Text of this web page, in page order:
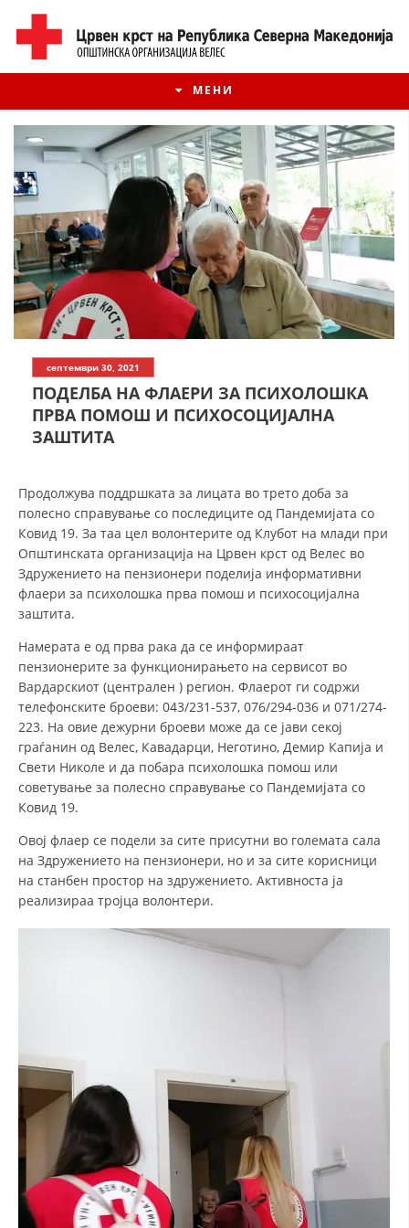
МЕНИ
ИСТОРИЈАТ НА ЦКРМ
ИСТОРИЈАТ НА ДВИЖЕЊЕТО
СТРУКТУРА НА ОРГАНИЗАЦИЈАТА
ЗАКОН ЗА ЦКРМ
СТАТУТ НА ЦКРМ
ОРГАНИЗАЦИЈА И РАЗВОЈ
РАКОВОДЕН ОДБОР
СОБРАНИЕ
ДИСЕМИНАЦИЈА
MЕЃУНАРОДНО ХУМАНИТАРНО ПРАВО
ПРОМОЦИЈА НА ХУМАНИ ВРЕДНОСТИ
УПОТРЕБА И ЗАШТИТА НА АМБЛЕМОТ
ТИМОВИ НА ООЦК
СПАСИТЕЛНА СТАНИЦА ВОДНО
ПРОЕКТИ – ПОДГОТВЕНОСТ И ДЕЈСТВУВАЊЕ ПРИ КАТАСТРОФИ
ОДНОСИ СО ЈАВНОСТ
ИСТРАЖУВАЊЕ НА ЈАВНО МИСЛЕЊЕ
септември 30, 2021
ПОДЕЛБА НА ФЛАЕРИ ЗА ПСИХОЛОШКА
ПРВА ПОМОШ И ПСИХОСОЦИЈАЛНА
ЗАШТИТА
Продолжува поддршката за лицата во трето доба за
полесно справување со последиците од Пандемијата со
Ковид 19. За таа цел волонтерите од Клубот на млади при
Општинската организација на Црвен крст од Велес во
Здружението на пензионери поделија информативни
флаери за психолошка прва помош и психосоцијална
заштита.
Намерата е од прва рака да се информираат
пензионерите за функционирањето на сервисот во
Вардарскиот (централен ) регион. Флаерот ги содржи
телефонските броеви: 043/231-537, 076/294-036 и 071/274-
223. На овие дежурни броеви може да се јави секој
граѓанин од Велес, Кавадарци, Неготино, Демир Капија и
Свети Николе и да побара психолошка помош или
советување за полесно справување со Пандемијата со
Ковид 19.
Овој флаер се подели за сите присутни во големата сала
на Здружението на пензионери, но и за сите корисници
на станбен простор на здружението. Активноста ја
реализираа тројца волонтери.